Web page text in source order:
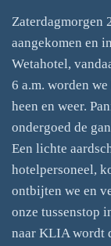
Zaterdagmorgen
aangekomen en
Wetahotel,
6 a.m. worden
heen en weer.
ondergoed de
Een lichte
hotelpersoneel,
ontbijten we en
onze tussenstop
naar KLIA wordt